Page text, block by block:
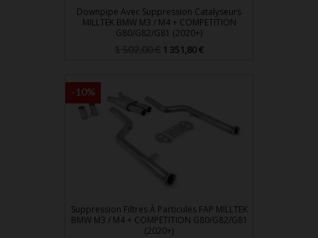
Downpipe Avec Suppression Catalyseurs
MILLTEK BMW M3 / M4 + COMPETITION
G80/G82/G81 (2020+)
Prix
1 351,80 €
Suppression Filtres À Particules FAP MILLTEK
BMW M3 / M4 + COMPETITION G80/G82/G81
(2020+)
-10%